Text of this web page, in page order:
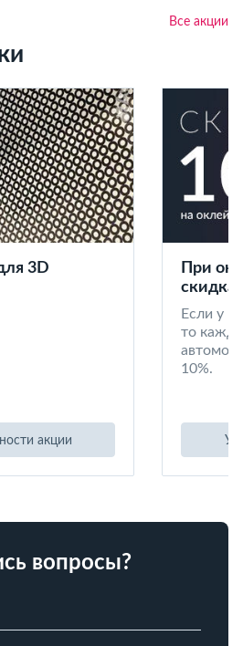
Все акции
3D
акции
При
скидка
Если у
то
10%.
вопросы?